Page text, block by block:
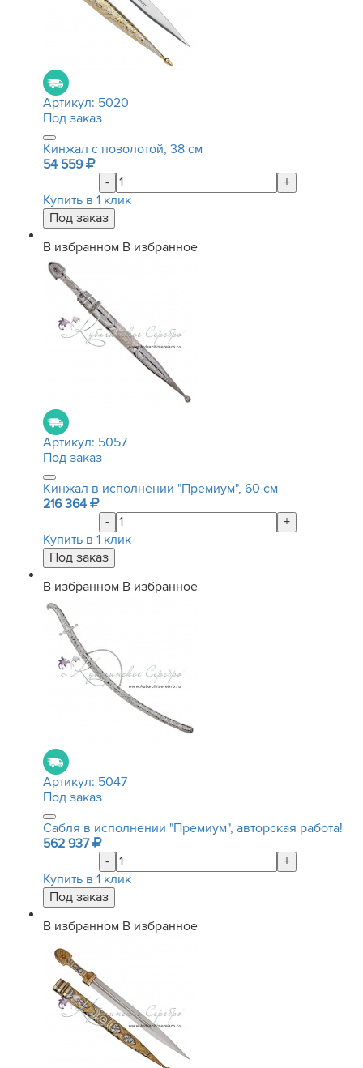
Артикул: 5020
Под заказ
Кинжал с позолотой, 38 см
54 559
-
+
Купить в 1 клик
В избранном В избранное
Артикул: 5057
Под заказ
Кинжал в исполнении "Премиум", 60 см
216 364
-
+
Купить в 1 клик
В избранном В избранное
Артикул: 5047
Под заказ
Сабля в исполнении "Премиум", авторская работа!
562 937
-
+
Купить в 1 клик
В избранном В избранное